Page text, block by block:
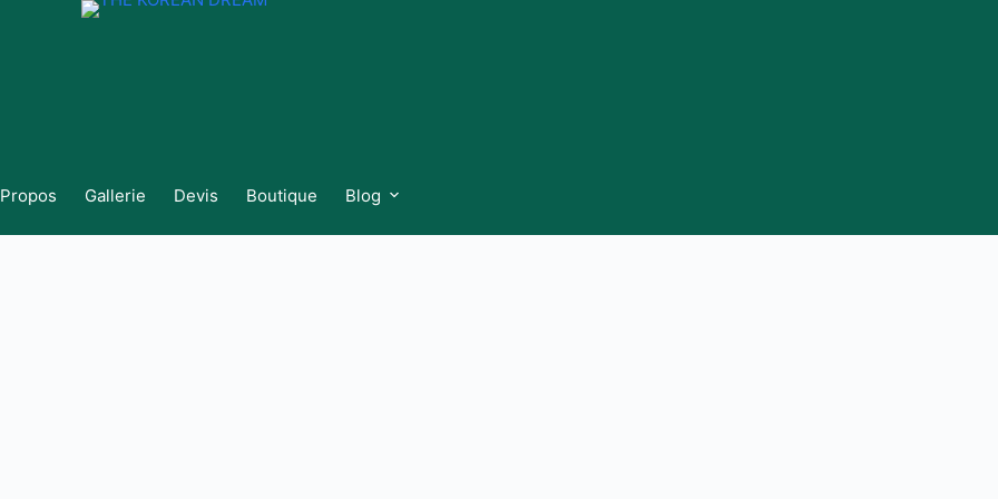
Gallerie Devis Boutique Blog